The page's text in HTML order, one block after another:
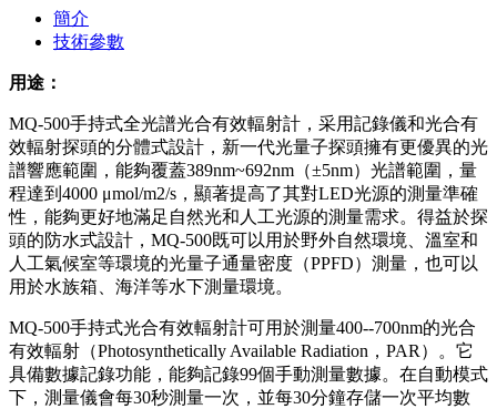
簡介
技術參數
用途：
MQ-500手持式全光譜光合有效輻射計，采用記錄儀和光合有
效輻射探頭的分體式設計，新一代光量子探頭擁有更優異的光
譜響應範圍，能夠覆蓋389nm~692nm（±5nm）光譜範圍，量
程達到4000 μmol/m2/s，顯著提高了其對LED光源的測量準確
性，能夠更好地滿足自然光和人工光源的測量需求。得益於探
頭的防水式設計，MQ-500既可以用於野外自然環境、溫室和
人工氣候室等環境的光量子通量密度（PPFD）測量，也可以
用於水族箱、海洋等水下測量環境。
MQ-500手持式光合有效輻射計可用於測量400--700nm的光合
有效輻射（Photosynthetically Available Radiation，PAR）。它
具備數據記錄功能，能夠記錄99個手動測量數據。在自動模式
下，測量儀會每30秒測量一次，並每30分鐘存儲一次平均數